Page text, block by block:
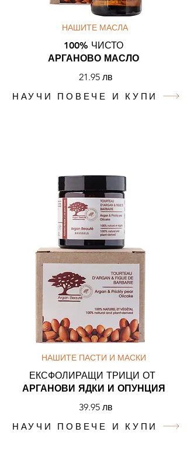
НАШИТЕ МАСЛА
100% ЧИСТО
АРГАНОВО МАСЛО
21.95 лв
НАУЧИ ПОВЕЧЕ И КУПИ
НАШИТЕ ПАСТИ И МАСКИ
ЕКСФОЛИРАЩИ ТРИЦИ ОТ
АРГАНОВИ ЯДКИ И ОПУНЦИЯ
39.95 лв
НАУЧИ ПОВЕЧЕ И КУПИ